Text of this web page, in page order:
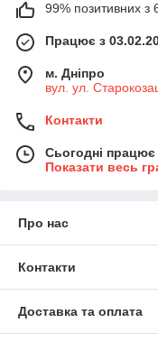
99% позитивних з
Працює з
м. Дніпро
вул. ул.
Контакти
Сьогодні
Показати весь
Про нас
Контакти
Доставка та оплата